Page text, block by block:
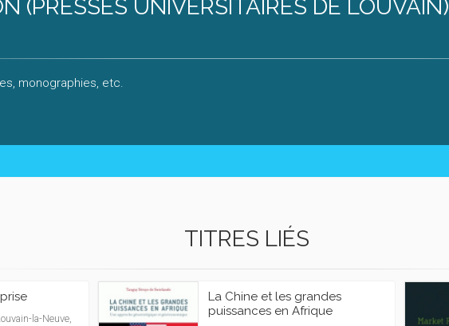
(PRESSES UNIVERSITAIRES DE LOUVAIN)
monographies, etc.
TITRES LIÉS
la-Neuve,
La Chine et les grandes
puissances en Afrique